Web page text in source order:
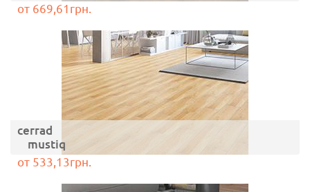
от 669,61грн.
cerrad
mustiq
от 533,13грн.